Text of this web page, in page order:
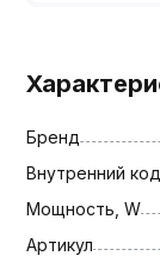
Бренд
Внутренний код
Мощность, W
Артикул